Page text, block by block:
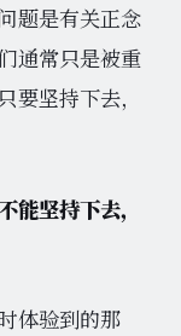
题是有关正念
通常只是被重
坚持下去，
能坚持下去，
体验到的那